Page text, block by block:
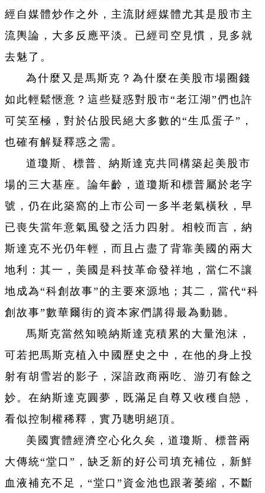
經自媒體炒作之外，主流財經媒體尤其是股市主
流輿論，大多反應平淡。已經司空見慣，見多就
去魅了。
為什麼又是馬斯克？為什麼在美股市場圈錢
如此輕鬆愜意？這些疑惑對股市“老江湖”們也許
可笑至極，對於佔股民絕大多數的“生瓜蛋子”，
也確有解疑釋惑之需。
道瓊斯、標普、納斯達克共同構築起美股市
場的三大基座。論年齡，道瓊斯和標普屬於老字
號，仍在此築窩的上市公司一多半老氣橫秋，早
已喪失當年意氣風發之活力四射。相較而言，納
斯達克不光仍年輕，而且占盡了背靠美國的兩大
地利：其一，美國是科技革命發祥地，當仁不讓
地成為“科創故事”的主要來源地；其二，當代“科
創故事”數華爾街的資本家們講得最為動聽。
馬斯克當然知曉納斯達克積累的大量泡沫，
可若把馬斯克植入中國歷史之中，在他的身上投
射有胡雪岩的影子，深諳政商兩吃、游刃有餘之
妙。在納斯達克圓夢，既滿足自尊又收穫自戀，
看似控制權稀釋，實乃聰明絕頂。
美國實體經濟空心化久矣，道瓊斯、標普兩
大傳統“堂口”，缺乏新的好公司填充補位，新鮮
血液補充不足，“堂口”資金池也跟著萎縮，不斷